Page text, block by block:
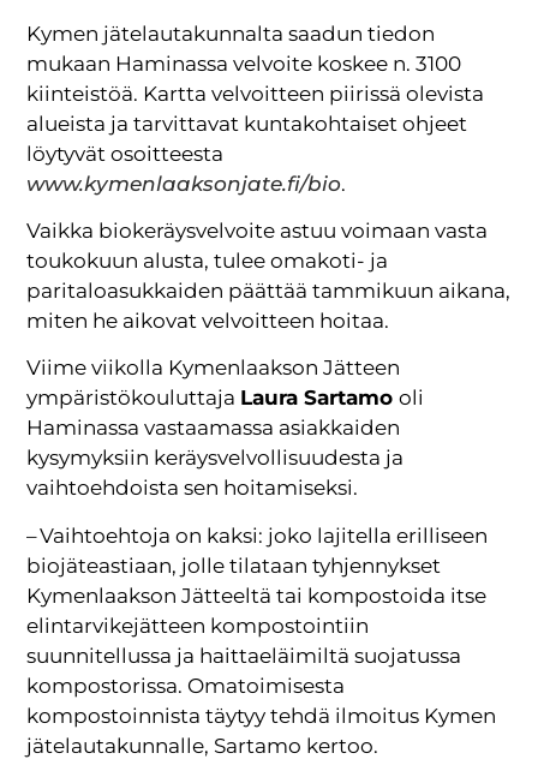
Kymen jätelautakunnalta saadun tiedon
mukaan Haminassa velvoite koskee n. 3100
kiinteistöä. Kartta velvoitteen piirissä olevista
alueista ja tarvittavat kuntakohtaiset ohjeet
löytyvät osoitteesta
www.kymenlaaksonjate.fi/bio.
Vaikka biokeräysvelvoite astuu voimaan vasta
toukokuun alusta, tulee omakoti- ja
paritaloasukkaiden päättää tammikuun aikana,
miten he aikovat velvoitteen hoitaa.
Viime viikolla Kymenlaakson Jätteen
ympäristökouluttaja Laura Sartamooli
Haminassa vastaamassa asiakkaiden
kysymyksiin keräysvelvollisuudesta ja
vaihtoehdoista sen hoitamiseksi.
– Vaihtoehtoja on kaksi: joko lajitella erilliseen
biojäteastiaan, jolle tilataan tyhjennykset
Kymenlaakson Jätteeltä tai kompostoida itse
elintarvikejätteen kompostointiin
suunnitellussa ja haittaeläimiltä suojatussa
kompostorissa. Omatoimisesta
kompostoinnista täytyy tehdä ilmoitus Kymen
jätelautakunnalle, Sartamo kertoo.